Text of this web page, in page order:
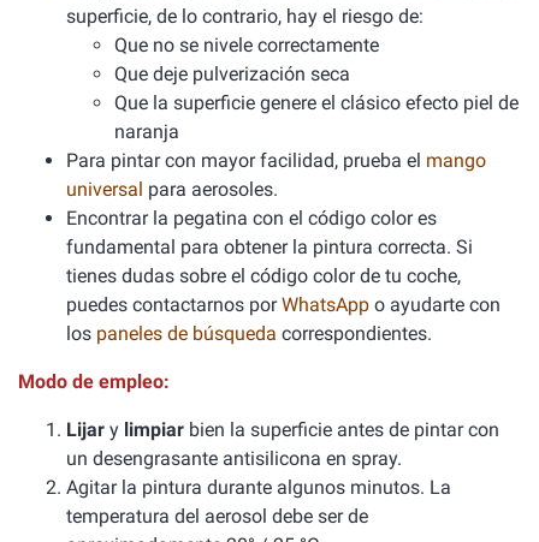
superficie, de lo contrario, hay el riesgo de:
Que no se nivele correctamente
Que deje pulverización seca
Que la superficie genere el clásico efecto piel de
naranja
Para pintar con mayor facilidad, prueba el mango
universal para aerosoles.
Encontrar la pegatina con el código color es
fundamental para obtener la pintura correcta. Si
tienes dudas sobre el código color de tu coche,
puedes contactarnos porWhatsApp o ayudarte con
los paneles de búsqueda correspondientes.
Modo de empleo:
Lijar y limpiar bien la superficie antes de pintar con
un desengrasante antisilicona en spray.
Agitar la pintura durante algunos minutos. La
temperatura del aerosol debe ser de